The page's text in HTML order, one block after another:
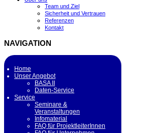
Team und Ziel
Sicherheit und Vertrauen
Referenzen
Kontakt
NAVIGATION
Home
Unser Angebot
BASA II
Daten-Service
Service
Seminare &
Veranstaltungen
Infomaterial
FAQ für ProjektleiterInnen